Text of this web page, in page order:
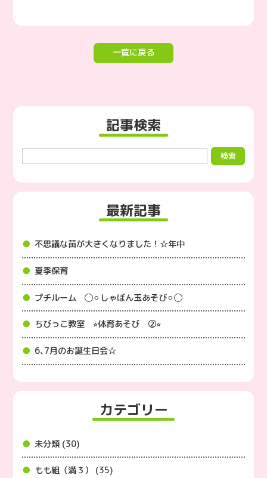
一覧に戻る
記事検索
最新記事
不思議な苗が大きくなりました！☆年中
夏季保育
プチルーム ◯⚪︎しゃぼん玉あそび⚪︎◯
ちびっこ教室 ⭐︎体育あそび ②⭐︎
6､7月のお誕生日会☆
カテゴリー
未分類 (30)
もも組（満３） (35)